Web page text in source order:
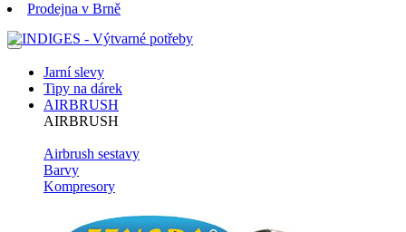
Prodejna v Brně
Jarní slevy
Tipy na dárek
AIRBRUSH
AIRBRUSH
Airbrush sestavy
Barvy
Kompresory